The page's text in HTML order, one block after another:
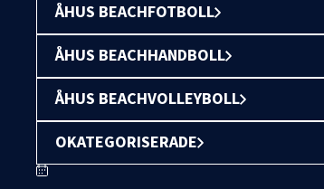
ÅHUS BEACHFOTBOLL
ÅHUS BEACHHANDBOLL
ÅHUS BEACHVOLLEYBOLL
OKATEGORISERADE